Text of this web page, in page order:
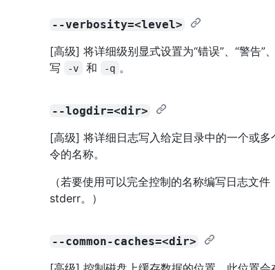
--verbosity=<level>
[高级] 将详细级别显式设置为“错误”、“警告”
写
-v 和 -q 。
--logdir=<dir>
[高级] 将详细日志写入给定目录中的一个或
令的名称。
（若要使用可以完全控制的名称编写日志文
stderr。）
--common-caches=<dir>